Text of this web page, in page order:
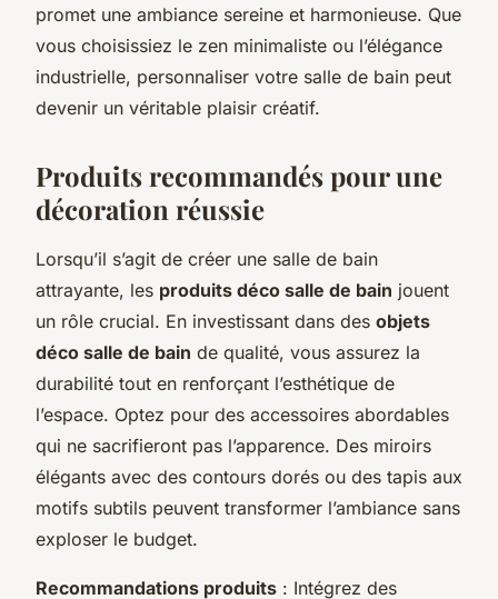
promet une ambiance sereine et harmonieuse. Que
vous choisissiez le zen minimaliste ou l’élégance
industrielle, personnaliser votre salle de bain peut
devenir un véritable plaisir créatif.
Produits recommandés pour une
décoration réussie
Lorsqu’il s’agit de créer une salle de bain
attrayante, les produits déco salle de bain jouent
un rôle crucial. En investissant dans des objets
déco salle de bain de qualité, vous assurez la
durabilité tout en renforçant l’esthétique de
l’espace. Optez pour des accessoires abordables
qui ne sacrifieront pas l’apparence. Des miroirs
élégants avec des contours dorés ou des tapis aux
motifs subtils peuvent transformer l’ambiance sans
exploser le budget.
Recommandations produits : Intégrez des